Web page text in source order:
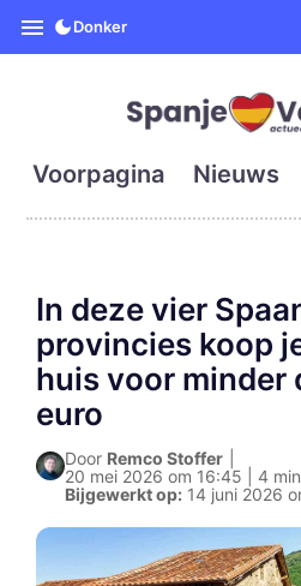
SpanjeVandaag
Donker
Voorpagina Nieuws
In deze vier
provincies koop
huis voor minder
euro
Door Remco Stoffer
20 mei 2026 om 16:45 | 4
Bijgewerkt op: 14 juni 2026